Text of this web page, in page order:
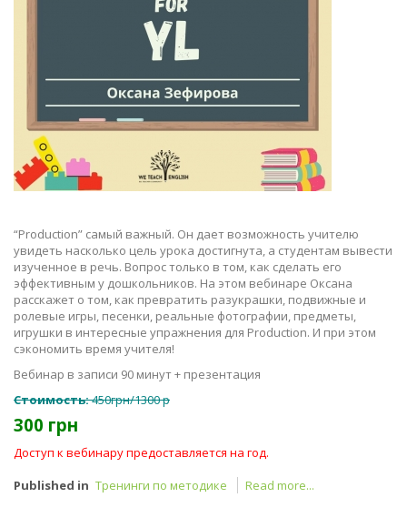
“Production” самый важный. Он дает возможность учителю
увидеть насколько цель урока достигнута, а студентам вывести
изученное в речь. Вопрос только в том, как сделать его
эффективным у дошкольников. На этом вебинаре Оксана
расскажет о том, как превратить разукрашки, подвижные и
ролевые игры, песенки, реальные фотографии, предметы,
игрушки в интересные упражнения для Production. И при этом
сэкономить время учителя!
Вебинар в записи 90 минут + презентация
Стоимость:450грн/1300 р
300 грн
Доступ к вебинару предоставляется на год.
Published in Тренинги по методике Read more...